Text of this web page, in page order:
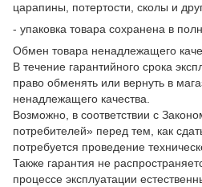
царапины, потертости, сколы и
- упаковка товара сохранена в
Обмен товара ненадлежащего
В течение гарантийного срока
право обменять или вернуть в
ненадлежащего качества.
Возможно, в соответствии с
потребителей» перед тем, как
потребуется проведение
Также гарантия не
процессе эксплуатации